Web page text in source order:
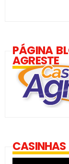
PÁGINA
AGRESTE